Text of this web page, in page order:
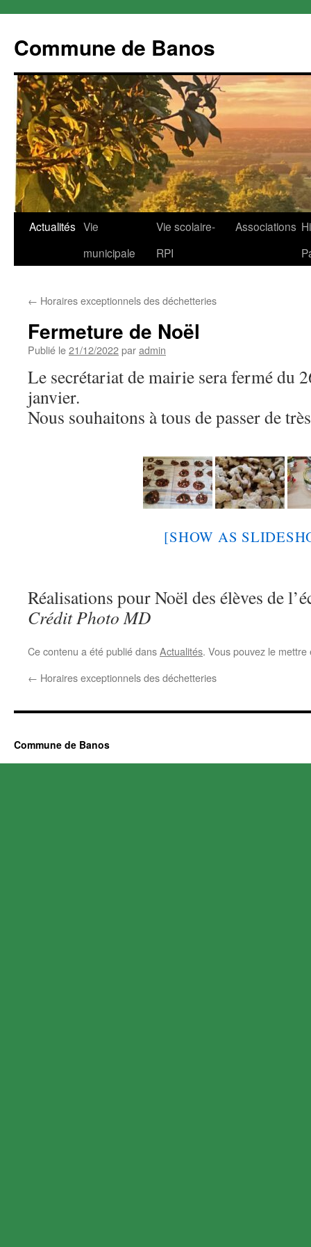
Commune de Banos
Aller
Actualités Vie
municipale
Vie scolaire-
RPI
Associations
← Horaires exceptionnels des déchetteries
Fermeture de Noël
Publié le21/12/2022paradmin
Le secrétariat de mairie sera fermé du
janvier.
Nous souhaitons à tous de passer de
[SHOW AS
Réalisations pour Noël des élèves de
Crédit Photo MD
Ce contenu a été publié dansActualités. Vous pouvez le
← Horaires exceptionnels des déchetteries
Commune de Banos